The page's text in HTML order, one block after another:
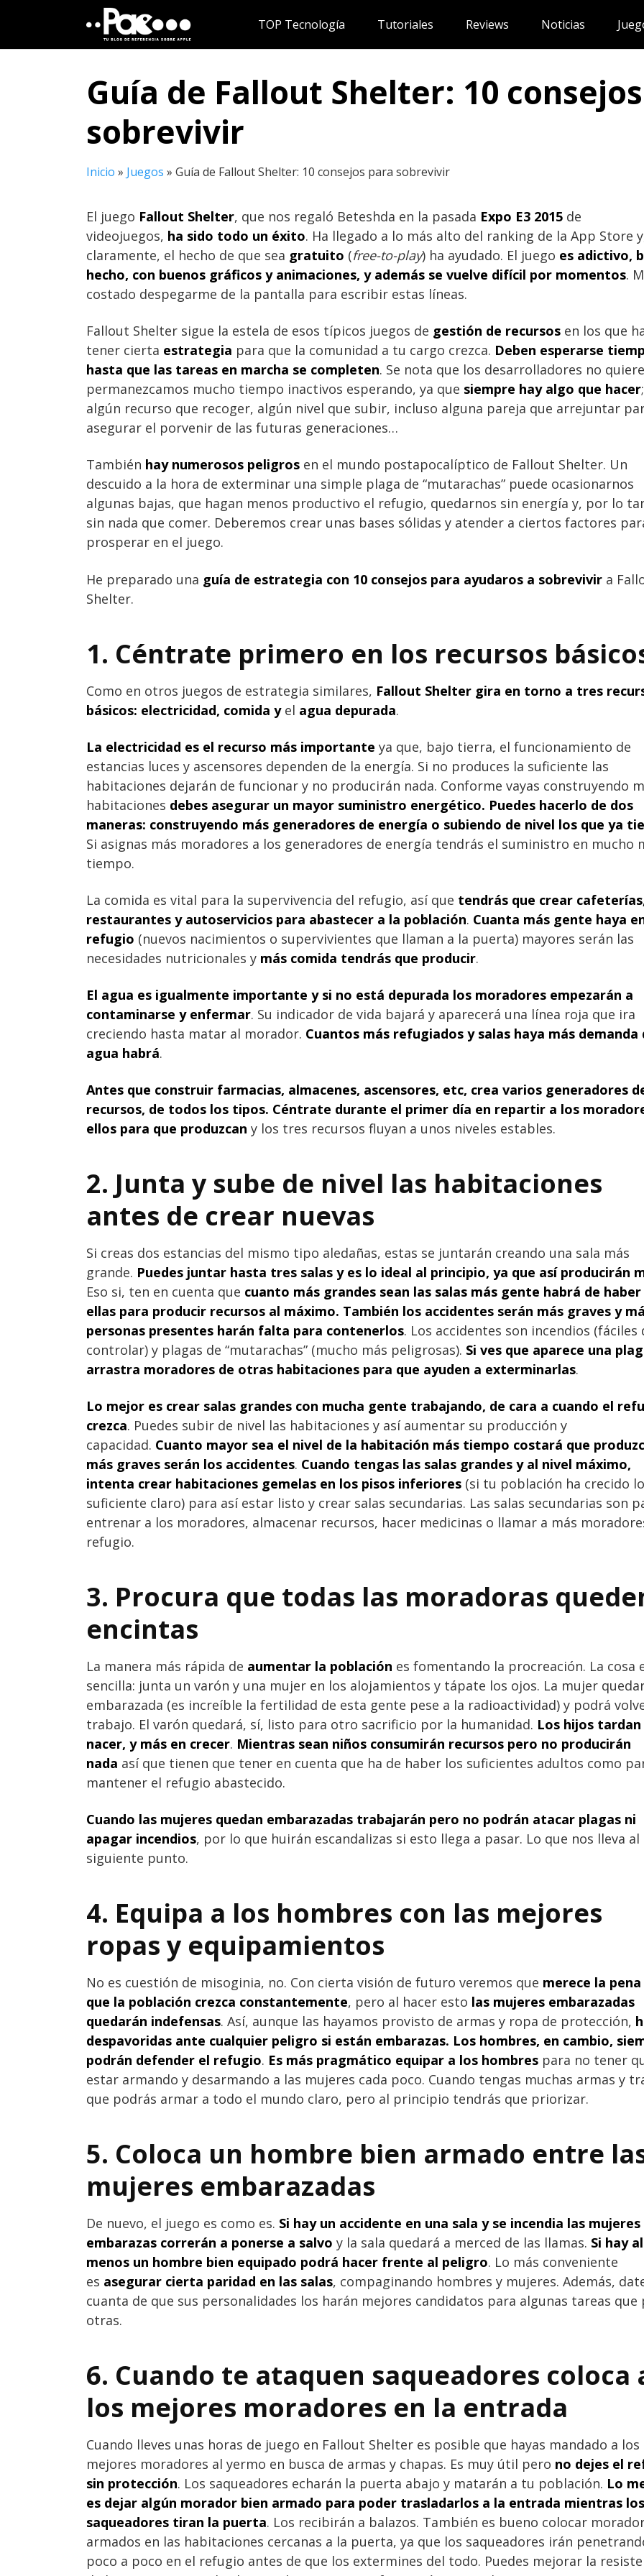
TOP Tecnología Tutoriales Reviews Noticias
Guía de Fallout Shelter: 10
sobrevivir
Inicio » Juegos » Guía de Fallout Shelter: 10 consejos para sobrevivir
El juego Fallout Shelter, que nos regaló Beteshda en la pasada Expo E3 2015 de
videojuegos, ha sido todo un éxito. Ha llegado a lo más alto del ranking de la App Store
claramente, el hecho de que sea gratuito (free-to-play) ha ayudado. El juego es adictivo,
hecho, con buenos gráficos y animaciones, y además se vuelve difícil por momentos.
costado despegarme de la pantalla para escribir estas líneas.
Fallout Shelter sigue la estela de esos típicos juegos de gestión de recursos en los que
tener cierta estrategia para que la comunidad a tu cargo crezca. Deben esperarse
hasta que las tareas en marcha se completen. Se nota que los desarrolladores no
permanezcamos mucho tiempo inactivos esperando, ya que siempre hay algo que hacer;
algún recurso que recoger, algún nivel que subir, incluso alguna pareja que arrejuntar
asegurar el porvenir de las futuras generaciones…
También hay numerosos peligros en el mundo postapocalíptico de Fallout Shelter. Un
descuido a la hora de exterminar una simple plaga de “mutarachas” puede ocasionarnos
algunas bajas, que hagan menos productivo el refugio, quedarnos sin energía y, por lo
sin nada que comer. Deberemos crear unas bases sólidas y atender a ciertos factores
prosperar en el juego.
He preparado una guía de estrategia con 10 consejos para ayudaros a sobrevivir a
Shelter.
1. Céntrate primero en los recursos
Como en otros juegos de estrategia similares, Fallout Shelter gira en torno a tres
básicos: electricidad, comida y el agua depurada.
La electricidad es el recurso más importante ya que, bajo tierra, el funcionamiento de
estancias luces y ascensores dependen de la energía. Si no produces la suficiente las
habitaciones dejarán de funcionar y no producirán nada. Conforme vayas construyendo
habitaciones debes asegurar un mayor suministro energético. Puedes hacerlo de dos
maneras: construyendo más generadores de energía o subiendo de nivel los que ya
Si asignas más moradores a los generadores de energía tendrás el suministro en mucho
tiempo.
La comida es vital para la supervivencia del refugio, así que tendrás que crear
restaurantes y autoservicios para abastecer a la población. Cuanta más gente haya
refugio (nuevos nacimientos o supervivientes que llaman a la puerta) mayores serán las
necesidades nutricionales y más comida tendrás que producir.
El agua es igualmente importante y si no está depurada los moradores empezarán a
contaminarse y enfermar. Su indicador de vida bajará y aparecerá una línea roja que ira
creciendo hasta matar al morador. Cuantos más refugiados y salas haya más demanda
agua habrá.
Antes que construir farmacias, almacenes, ascensores, etc, crea varios generadores
recursos, de todos los tipos. Céntrate durante el primer día en repartir a los
ellos para que produzcan y los tres recursos fluyan a unos niveles estables.
2. Junta y sube de nivel las habitaciones
antes de crear nuevas
Si creas dos estancias del mismo tipo aledañas, estas se juntarán creando una sala más
grande. Puedes juntar hasta tres salas y es lo ideal al principio, ya que así producirán
Eso si, ten en cuenta que cuanto más grandes sean las salas más gente habrá de haber
ellas para producir recursos al máximo. También los accidentes serán más graves y
personas presentes harán falta para contenerlos. Los accidentes son incendios (fáciles
controlar) y plagas de “mutarachas” (mucho más peligrosas). Si ves que aparece una
arrastra moradores de otras habitaciones para que ayuden a exterminarlas.
Lo mejor es crear salas grandes con mucha gente trabajando, de cara a cuando el
crezca. Puedes subir de nivel las habitaciones y así aumentar su producción y
capacidad. Cuanto mayor sea el nivel de la habitación más tiempo costará que
más graves serán los accidentes. Cuando tengas las salas grandes y al nivel máximo,
intenta crear habitaciones gemelas en los pisos inferiores (si tu población ha crecido lo
suficiente claro) para así estar listo y crear salas secundarias. Las salas secundarias son
entrenar a los moradores, almacenar recursos, hacer medicinas o llamar a más
refugio.
3. Procura que todas las moradoras
encintas
La manera más rápida de aumentar la población es fomentando la procreación. La cosa
sencilla: junta un varón y una mujer en los alojamientos y tápate los ojos. La mujer
embarazada (es increíble la fertilidad de esta gente pese a la radioactividad) y podrá
trabajo. El varón quedará, sí, listo para otro sacrificio por la humanidad. Los hijos tardan
nacer, y más en crecer. Mientras sean niños consumirán recursos pero no producirán
nada así que tienen que tener en cuenta que ha de haber los suficientes adultos como
mantener el refugio abastecido.
Cuando las mujeres quedan embarazadas trabajarán pero no podrán atacar plagas ni
apagar incendios, por lo que huirán escandalizas si esto llega a pasar. Lo que nos lleva al
siguiente punto.
4. Equipa a los hombres con las mejores
ropas y equipamientos
No es cuestión de misoginia, no. Con cierta visión de futuro veremos que merece la
que la población crezca constantemente, pero al hacer esto las mujeres embarazadas
quedarán indefensas. Así, aunque las hayamos provisto de armas y ropa de protección,
despavoridas ante cualquier peligro si están embarazas. Los hombres, en cambio,
podrán defender el refugio. Es más pragmático equipar a los hombres para no tener
estar armando y desarmando a las mujeres cada poco. Cuando tengas muchas armas y
que podrás armar a todo el mundo claro, pero al principio tendrás que priorizar.
5. Coloca un hombre bien armado entre
mujeres embarazadas
De nuevo, el juego es como es. Si hay un accidente en una sala y se incendia las mujeres
embarazas correrán a ponerse a salvo y la sala quedará a merced de las llamas. Si hay al
menos un hombre bien equipado podrá hacer frente al peligro. Lo más conveniente
es asegurar cierta paridad en las salas, compaginando hombres y mujeres. Además,
cuanta de que sus personalidades los harán mejores candidatos para algunas tareas que
otras.
6. Cuando te ataquen saqueadores coloca
los mejores moradores en la entrada
Cuando lleves unas horas de juego en Fallout Shelter es posible que hayas mandado a los
mejores moradores al yermo en busca de armas y chapas. Es muy útil pero no dejes el
sin protección. Los saqueadores echarán la puerta abajo y matarán a tu población. Lo
es dejar algún morador bien armado para poder trasladarlos a la entrada mientras los
saqueadores tiran la puerta. Los recibirán a balazos. También es bueno colocar
armados en las habitaciones cercanas a la puerta, ya que los saqueadores irán
poco a poco en el refugio antes de que los extermines del todo. Puedes mejorar la